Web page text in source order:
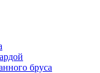
бруса